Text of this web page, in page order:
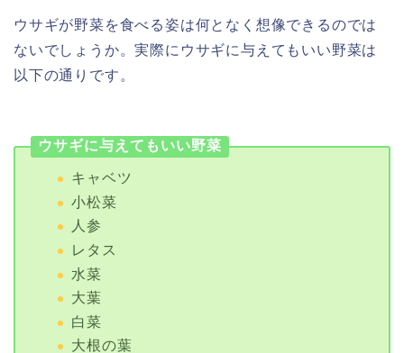
ウサギが野菜を食べる姿は何となく想像できるのでは
ないでしょうか。実際にウサギに与えてもいい野菜は
以下の通りです。
ウサギに与えてもいい野菜
キャベツ
小松菜
人参
レタス
水菜
大葉
白菜
大根の葉